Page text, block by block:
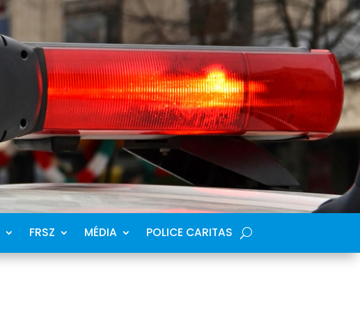
FRSZ MÉDIA POLICE CARITAS